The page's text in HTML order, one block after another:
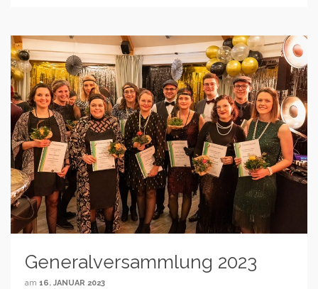
Generalversammlung 2023
am 16. JANUAR 2023